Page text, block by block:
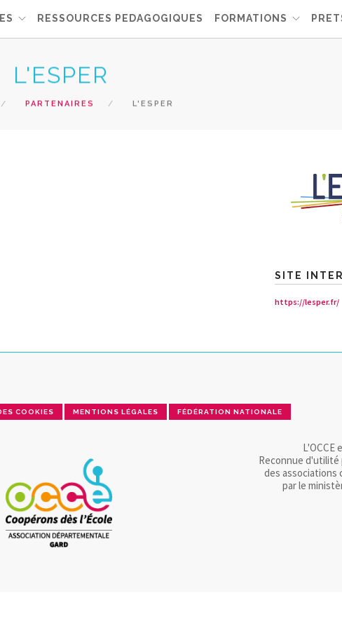
RESSOURCES PEDAGOGIQUES FORMATIONS
L'ESPER
PARTENAIRES L'ESPER
SITE
https://lesper.fr/
COOKIES MENTIONS LÉGALES FÉDÉRATION NATIONALE
L'OCCE
Reconnue
des associations
par le